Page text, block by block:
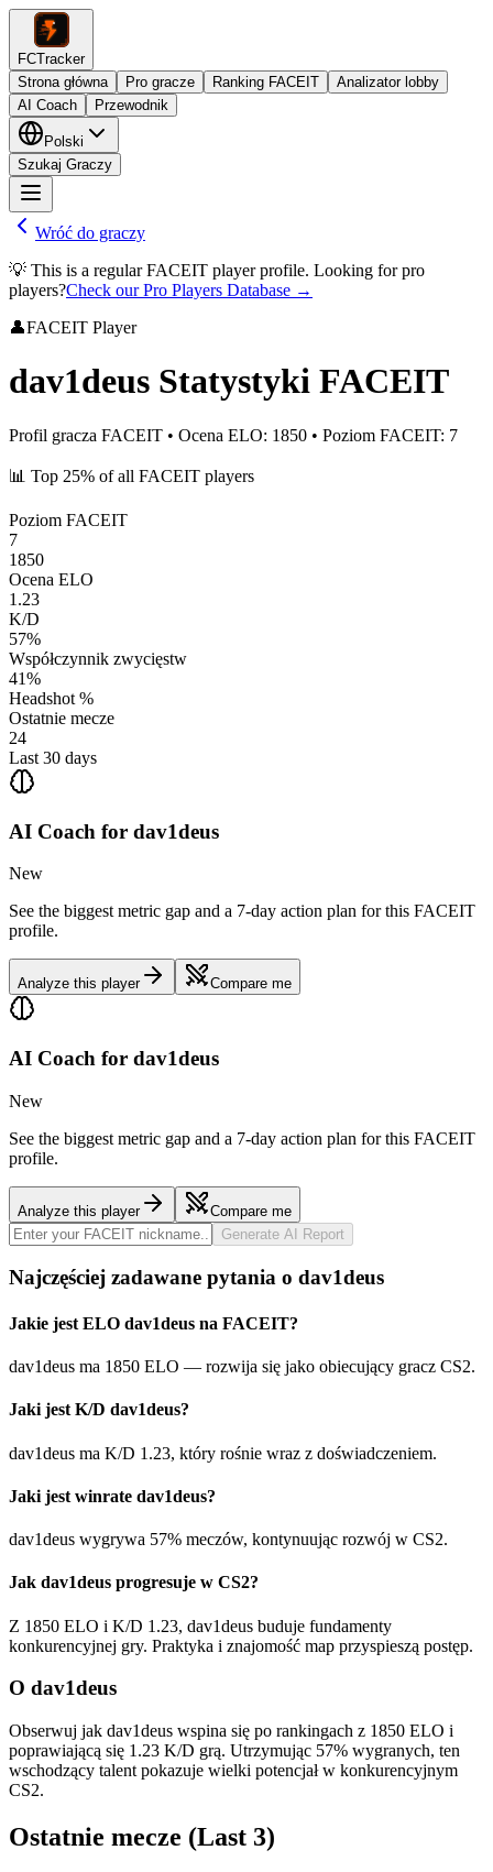
FCTracker
Strona główna
Pro gracze Ranking FACEIT
Analizator lobby
AI Coach
Przewodnik
Polski
Szukaj Graczy
Wróć do graczy
💡 This is a regular FACEIT player profile. Looking for pro
players?Check our Pro Players Database →
👤FACEIT Player
dav1deus Statystyki FACEIT
Profil gracza FACEIT • Ocena ELO: 1850 • Poziom FACEIT: 7
📊 Top 25% of all FACEIT players
Poziom FACEIT
7
1850
Ocena ELO
1.23
K/D
57%
Współczynnik zwycięstw
41%
Headshot %
Ostatnie mecze
24
Last 30 days
AI Coach for dav1deus
New
See the biggest metric gap and a 7-day action plan for this FACEIT
profile.
Analyze this player Compare me
AI Coach for dav1deus
New
See the biggest metric gap and a 7-day action plan for this FACEIT
profile.
Analyze this player
Compare me
Generate AI Report
Najczęściej zadawane pytania o dav1deus
Jakie jest ELO dav1deus na FACEIT?
dav1deus ma 1850 ELO — rozwija się jako obiecujący gracz CS2.
Jaki jest K/D dav1deus?
dav1deus ma K/D 1.23, który rośnie wraz z doświadczeniem.
Jaki jest winrate dav1deus?
dav1deus wygrywa 57% meczów, kontynuując rozwój w CS2.
Jak dav1deus progresuje w CS2?
Z 1850 ELO i K/D 1.23, dav1deus buduje fundamenty
konkurencyjnej gry. Praktyka i znajomość map przyspieszą postęp.
O dav1deus
Obserwuj jak dav1deus wspina się po rankingach z 1850 ELO i
poprawiającą się 1.23 K/D grą. Utrzymując 57% wygranych, ten
wschodzący talent pokazuje wielki potencjał w konkurencyjnym
CS2.
Ostatnie mecze (Last 3)